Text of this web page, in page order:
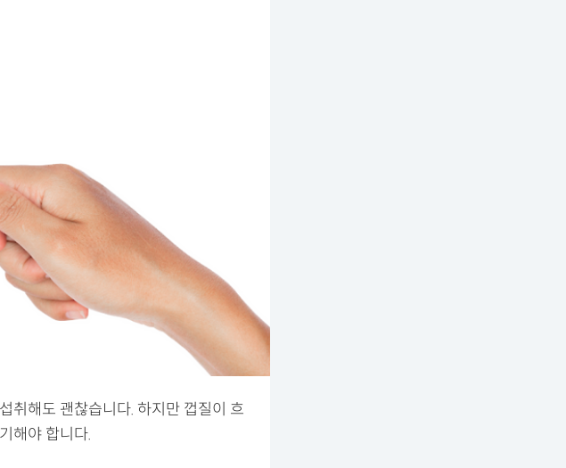
취해도 괜찮습니다. 하지만 껍질이 흐
해야 합니다.